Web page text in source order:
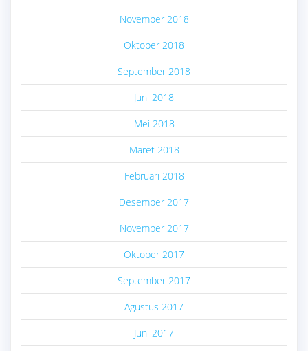
November 2018
Oktober 2018
September 2018
Juni 2018
Mei 2018
Maret 2018
Februari 2018
Desember 2017
November 2017
Oktober 2017
September 2017
Agustus 2017
Juni 2017